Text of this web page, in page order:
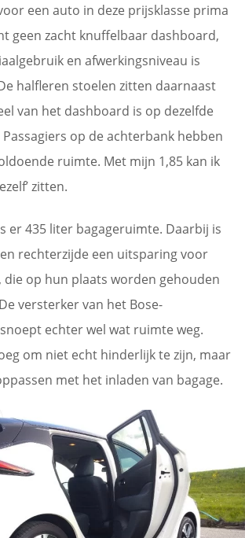
een auto in deze prijsklasse prima
geen zacht knuffelbaar dashboard,
en afwerkingsniveau is
halfleren stoelen zitten daarnaast
van het dashboard is op dezelfde
op de achterbank hebben
ruimte. Met mijn 1,85 kan ik
zitten.
er 435 liter bagageruimte. Daarbij is
rechterzijde een uitsparing voor
die op hun plaats worden gehouden
versterker van het Bose-
echter wel wat ruimte weg.
om niet echt hinderlijk te zijn, maar
met het inladen van bagage.